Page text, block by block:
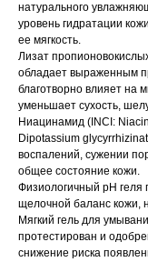
натурального
уровень гидратации
ее мягкость.
Лизат
обладает выраженным
благотворно влияет на
уменьшает сухость,
Ниацинамид (INCI:
Dipotassium
воспалений, сужении
общее состояние кожи.
Физиологичный pH геля
щелочной баланс кожи,
Мягкий гель для
протестирован и
снижение риска